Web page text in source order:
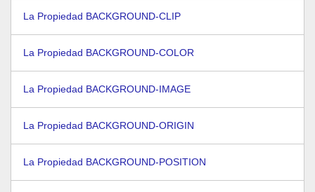
La Propiedad BACKGROUND-CLIP
La Propiedad BACKGROUND-COLOR
La Propiedad BACKGROUND-IMAGE
La Propiedad BACKGROUND-ORIGIN
La Propiedad BACKGROUND-POSITION